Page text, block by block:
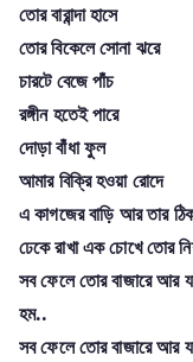
তোর বারান্দা হাসে
তোর বিকেলে সোনা ঝরে
চারটে বেজে পাঁচ
রঙ্গীন হতেই পারে
দোড়া বাঁধা ফুল
আমার বিক্রি হওয়া রোদে
এ কাগজের বাড়ি আর তার
ঢেকে রাখা এক চোখে তোর
সব ফেলে তোর বাজারে আর
হম..
সব ফেলে তোর বাজারে আর